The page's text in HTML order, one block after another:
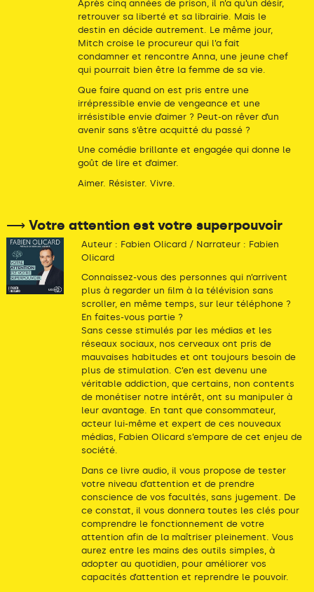
Après cinq années de prison, il n’a qu’un désir,
retrouver sa liberté et sa librairie. Mais le
destin en décide autrement. Le même jour,
Mitch croise le procureur qui l’a fait
condamner et rencontre Anna, une jeune chef
qui pourrait bien être la femme de sa vie.
Que faire quand on est pris entre une
irrépressible envie de vengeance et une
irrésistible envie d’aimer ? Peut-on rêver d’un
avenir sans s’être acquitté du passé ?
Une comédie brillante et engagée qui donne le
goût de lire et d’aimer.
Aimer. Résister. Vivre.
⟶ Votre attention est votre superpouvoir
Auteur : Fabien Olicard / Narrateur : Fabien
Olicard
Connaissez-vous des personnes qui n’arrivent
plus à regarder un ﬁlm à la télévision sans
scroller, en même temps, sur leur téléphone ?
En faites-vous partie ?
Sans cesse stimulés par les médias et les
réseaux sociaux, nos cerveaux ont pris de
mauvaises habitudes et ont toujours besoin de
plus de stimulation. C’en est devenu une
véritable addiction, que certains, non contents
de monétiser notre intérêt, ont su manipuler à
leur avantage. En tant que consommateur,
acteur lui-même et expert de ces nouveaux
médias, Fabien Olicard s’empare de cet enjeu de
société.
Dans ce livre audio, il vous propose de tester
votre niveau d’attention et de prendre
conscience de vos facultés, sans jugement. De
ce constat, il vous donnera toutes les clés pour
comprendre le fonctionnement de votre
attention afin de la maîtriser pleinement. Vous
aurez entre les mains des outils simples, à
adopter au quotidien, pour améliorer vos
capacités d’attention et reprendre le pouvoir.